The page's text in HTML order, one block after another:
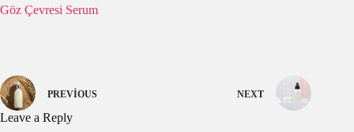
Göz Çevresi Serum
PREVIOUS NEXT
Leave a Reply